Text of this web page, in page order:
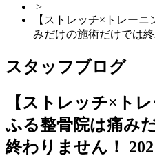
>
【ストレッチ×トレー
みだけの施術だけでは終
スタッフブログ
【ストレッチ×ト
ふる整骨院は痛み
終わりません！